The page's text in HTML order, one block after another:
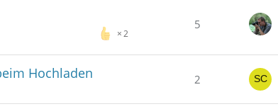
2
5
Hochladen 2